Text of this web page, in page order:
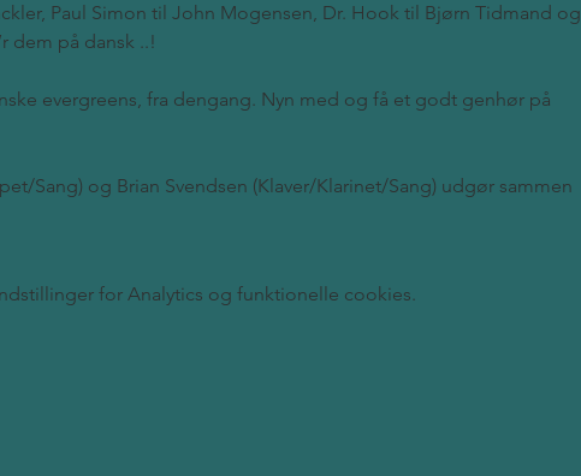
Paul Simon til John Mogensen, Dr. Hook til Bjørn Tidmand og
dem på dansk ..!
evergreens, fra dengang. Nyn med og få et godt genhør på
Sang) og Brian Svendsen (Klaver/Klarinet/Sang) udgør sammen
for Analytics og funktionelle cookies.